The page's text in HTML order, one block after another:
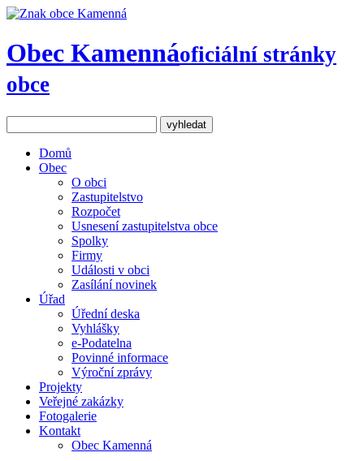
Obec Kamennáoficiální stránky
obce
Domů
Obec
O obci
Zastupitelstvo
Rozpočet
Usnesení zastupitelstva obce
Spolky
Firmy
Události v obci
Zasílání novinek
Úřad
Úřední deska
Vyhlášky
e-Podatelna
Povinné informace
Výroční zprávy
Projekty
Veřejné zakázky
Fotogalerie
Kontakt
Obec Kamenná